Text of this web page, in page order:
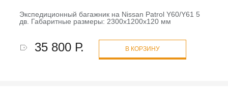
Экспедиционный багажник на Nissan Patrol Y60/Y61 5
дв. Габаритные размеры: 2300х1200x120 мм
35 800 Р. В КОРЗИНУ